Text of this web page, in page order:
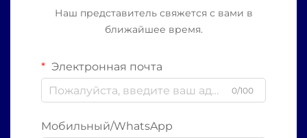
Наш представитель свяжется с вами в
ближайшее время.
Электронная почта
0/100
Мобильный/WhatsApp